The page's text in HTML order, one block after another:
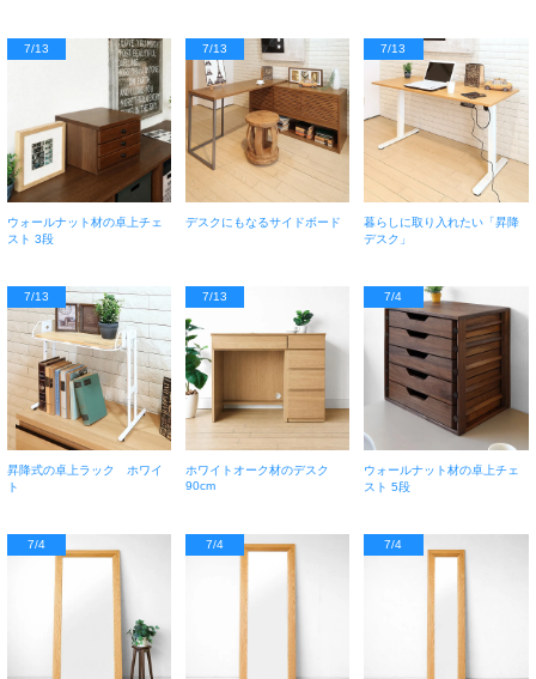
7/13
ウォールナット材の卓上チェ
スト 3段
7/13
デスクにもなるサイドボード
7/13
暮らしに取り入れたい「昇降
デスク」
7/13
昇降式の卓上ラック ホワイ
ト
7/13
ホワイトオーク材のデスク
90cm
7/4
ウォールナット材の卓上チェ
スト 5段
7/4 7/4 7/4